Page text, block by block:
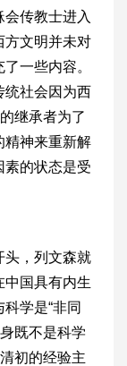
传教士进入
方文明并未对
一些内容。
统社会因为西
继承者为了
精神来重新解
素的状态是受
，列文森就
中国具有内生
学是“非同
既不是科学
初的经验主